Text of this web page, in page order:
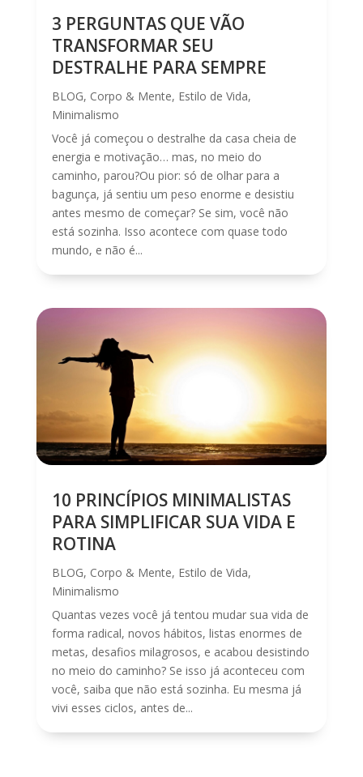
3 PERGUNTAS QUE VÃO
TRANSFORMAR SEU
DESTRALHE PARA SEMPRE
BLOG, Corpo & Mente, Estilo de Vida,
Minimalismo
Você já começou o destralhe da casa cheia de
energia e motivação… mas, no meio do
caminho, parou?Ou pior: só de olhar para a
bagunça, já sentiu um peso enorme e desistiu
antes mesmo de começar? Se sim, você não
está sozinha. Isso acontece com quase todo
mundo, e não é...
10 PRINCÍPIOS MINIMALISTAS
PARA SIMPLIFICAR SUA VIDA E
ROTINA
BLOG, Corpo & Mente, Estilo de Vida,
Minimalismo
Quantas vezes você já tentou mudar sua vida de
forma radical, novos hábitos, listas enormes de
metas, desafios milagrosos, e acabou desistindo
no meio do caminho? Se isso já aconteceu com
você, saiba que não está sozinha. Eu mesma já
vivi esses ciclos, antes de...